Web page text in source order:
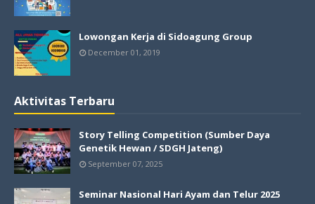
Lowongan Kerja di Sidoagung Group
December 01, 2019
Aktivitas Terbaru
Story Telling Competition (Sumber Daya
Genetik Hewan / SDGH Jateng)
September 07, 2025
Seminar Nasional Hari Ayam dan Telur 2025